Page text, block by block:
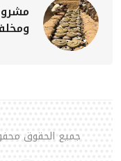
جميع الحقوق محفوظة